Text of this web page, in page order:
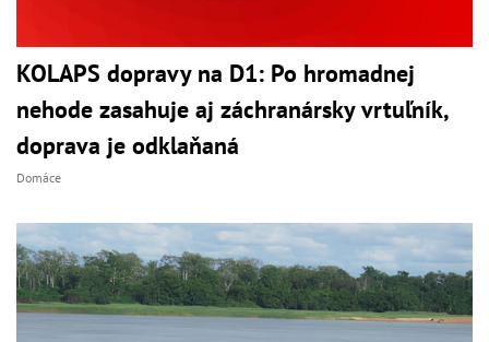
KOLAPS dopravy na D1: Po hromadnej
nehode zasahuje aj záchranársky vrtuľník,
doprava je odklaňaná
Domáce